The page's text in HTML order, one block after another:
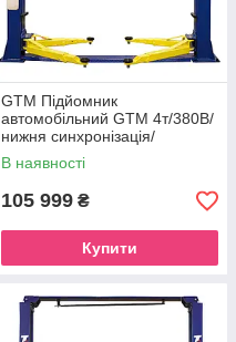
GTM Підйомник
автомобільний GTM 4т/380В/
нижня синхронізація/
мех.замки
В наявності
105 999 ₴
Купити